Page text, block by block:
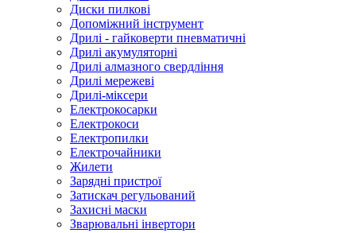
Диски пилкові
Допоміжний інструмент
Дрилі - гайковерти пневматичні
Дрилі акумуляторні
Дрилі алмазного свердління
Дрилі мережеві
Дрилі-міксери
Електрокосарки
Електрокоси
Електропилки
Електрочайники
Жилети
Зарядні пристрої
Затискач регульований
Захисні маски
Зварювальні інвертори